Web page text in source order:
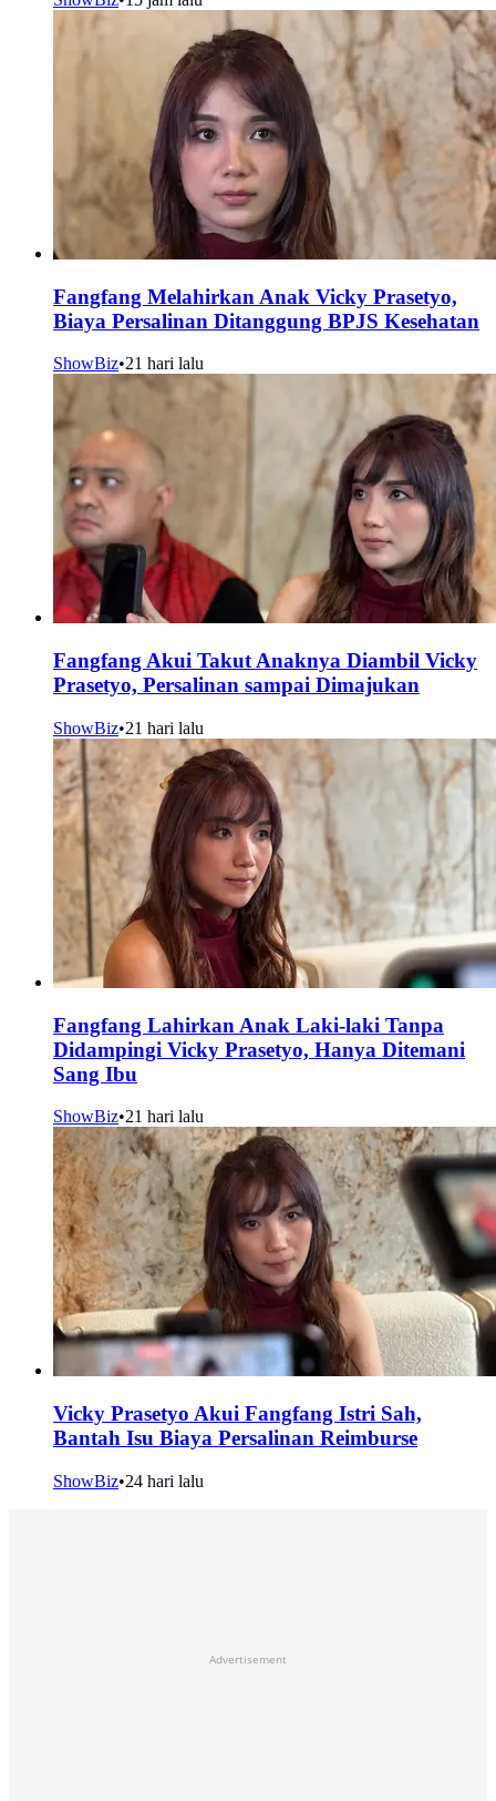
Fangfang Melahirkan Anak Vicky Prasetyo,
Biaya Persalinan Ditanggung BPJS Kesehatan
ShowBiz•21 hari lalu
Fangfang Akui Takut Anaknya Diambil Vicky
Prasetyo, Persalinan sampai Dimajukan
ShowBiz•21 hari lalu
Fangfang Lahirkan Anak Laki-laki Tanpa
Didampingi Vicky Prasetyo, Hanya Ditemani
Sang Ibu
ShowBiz•21 hari lalu
Vicky Prasetyo Akui Fangfang Istri Sah,
Bantah Isu Biaya Persalinan Reimburse
ShowBiz•24 hari lalu
Advertisement